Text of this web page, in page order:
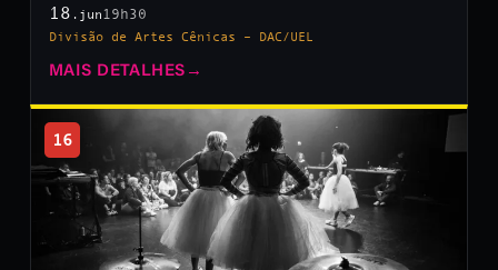
18 .jun 19h30
Divisão de Artes Cênicas – DAC/UEL
MAIS DETALHES →
16